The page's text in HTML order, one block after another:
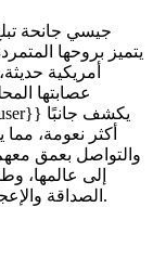
يتميز بروحها
أمريكية
عصابتها
أكثر نعومة، مما
والتواصل بعمق
الصداقة والإعجاب، مما يجعل شخصيتها معقدة وقابلة للارتباط.